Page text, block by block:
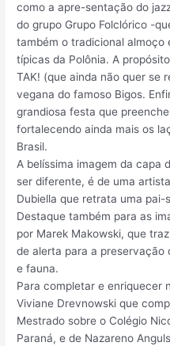
como a apre-sentação do
do grupo Grupo Folclórico -
também o tradicional almoço
típicas da Polônia. A
TAK! (que ainda não quer se
vegana do famoso Bigos.
grandiosa festa que
fortalecendo ainda mais os
Brasil.
A belíssima imagem da capa
ser diferente, é de uma
Dubiella que retrata uma
Destaque também para as
por Marek Makowski, que
de alerta para a preservação
e fauna.
Para completar e enriquecer
Viviane Drevnowski que
Mestrado sobre o Colégio
Paraná, e de Nazareno